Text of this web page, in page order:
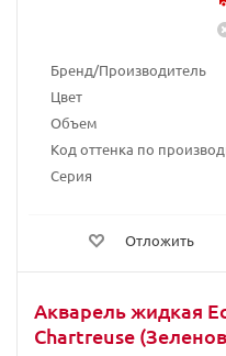
Бренд/Производитель
Цвет
Объем
Код оттенка по
Серия
Отложить
Акварель жидкая
Chartreuse